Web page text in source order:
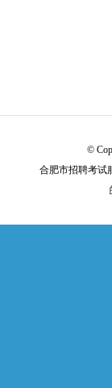
©
合肥市招聘考试